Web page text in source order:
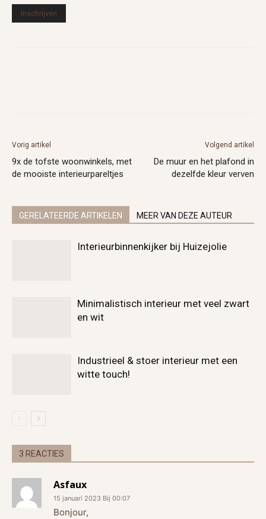
Vorig artikel
9x de tofste woonwinkels, met
de mooiste interieurpareltjes
Volgend artikel
De muur en het plafond in
dezelfde kleur verven
GERELATEERDE ARTIKELEN MEER VAN DEZE AUTEUR
Interieurbinnenkijker bij Huizejolie
Minimalistisch interieur met veel zwart
en wit
Industrieel & stoer interieur met een
witte touch!
3 REACTIES
Asfaux
15 januari 2023 Bij 00:07
Bonjour,